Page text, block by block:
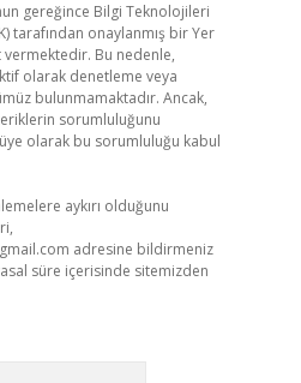
gereğince Bilgi Teknolojileri
tarafından onaylanmış bir Yer
vermektedir. Bu nedenle,
olarak denetleme veya
bulunmamaktadır. Ancak,
sorumluluğunu
olarak bu sorumluluğu kabul
aykırı olduğunu
adresine bildirmeniz
süre içerisinde sitemizden